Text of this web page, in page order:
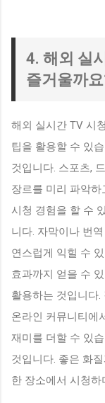
4. 해외 실
즐거울까
해외 실시간 TV 시
팁을 활용할 수 있
것입니다. 스포츠,
장르를 미리 파악
시청 경험을 할 수
니다. 자막이나 번
연스럽게 익힐 수
효과까지 얻을 수
활용하는 것입니다
온라인 커뮤니티에
재미를 더할 수 있
것입니다. 좋은 화
한 장소에서 시청하